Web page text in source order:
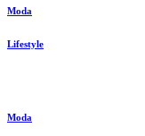
Moda
Lifestyle
Moda